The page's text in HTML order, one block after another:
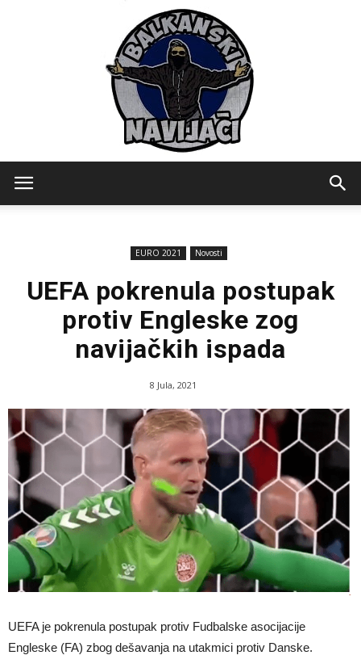
EURO 2021 Novosti
UEFA pokrenula postupak
protiv Engleske zog
navijačkih ispada
8 Jula, 2021
UEFA je pokrenula postupak protiv Fudbalske asocijacije
Engleske (FA) zbog dešavanja na utakmici protiv Danske.